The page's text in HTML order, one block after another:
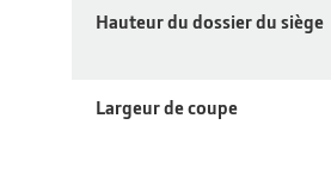
Hauteur du dossier du siège
Largeur de coupe